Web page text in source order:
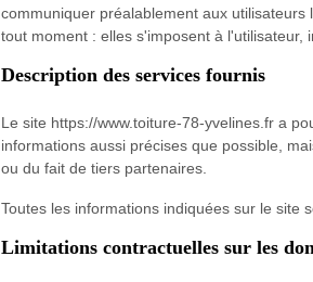
communiquer préalablement aux
tout moment : elles s'imposent à l'utilisateur,
Description des services fournis
Le site https://www.toiture-78-yvelines.fr a
informations aussi précises que possible,
ou du fait de tiers partenaires.
Toutes les informations indiquées sur le site
Limitations contractuelles sur les